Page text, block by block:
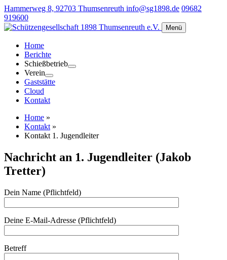
Hammerweg 8, 92703 Thumsenreuth info@sg1898.de 09682
919600
Menü
Home
Berichte
Schießbetrieb
Verein
Gaststätte
Cloud
Kontakt
Home »
Kontakt »
Kontakt 1. Jugendleiter
Nachricht an 1. Jugendleiter (Jakob
Tretter)
Dein Name (Pflichtfeld)
Deine E-Mail-Adresse (Pflichtfeld)
Betreff